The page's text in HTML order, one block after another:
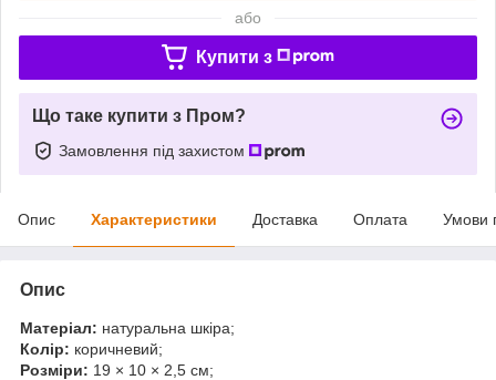
або
Купити з
Що таке купити з Пром?
Замовлення під захистом
Опис Характеристики Доставка Оплата Умови
Опис
Матеріал: натуральна шкіра;
Колір: коричневий;
Розміри: 19 × 10 × 2,5 см;